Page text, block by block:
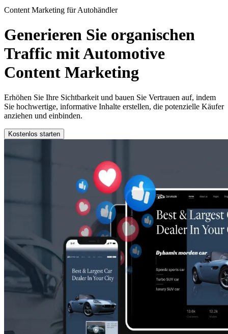
Content Marketing für Autohändler
Generieren Sie organischen
Traffic mit Automotive
Content Marketing
Erhöhen Sie Ihre Sichtbarkeit und bauen Sie Vertrauen auf, indem
Sie hochwertige, informative Inhalte erstellen, die potenzielle Käufer
anziehen und einbinden.
Kostenlos starten